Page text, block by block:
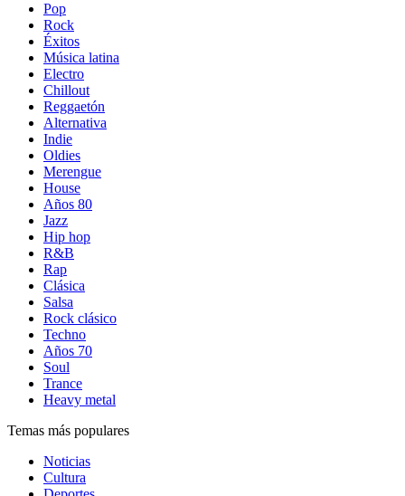
Pop
Rock
Éxitos
Música latina
Electro
Chillout
Reggaetón
Alternativa
Indie
Oldies
Merengue
House
Años 80
Jazz
Hip hop
R&B
Rap
Clásica
Salsa
Rock clásico
Techno
Años 70
Soul
Trance
Heavy metal
Temas más populares
Noticias
Cultura